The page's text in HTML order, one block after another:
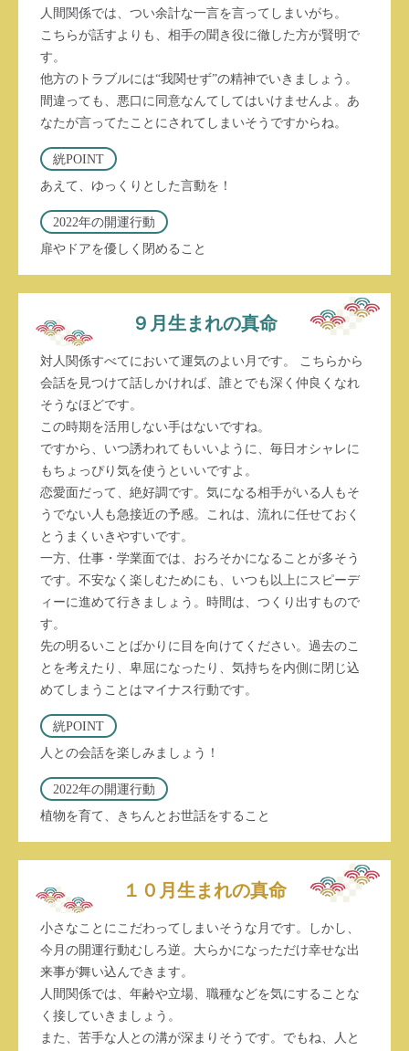
人間関係では、つい余計な一言を言ってしまいがち。
こちらが話すよりも、相手の聞き役に徹した方が賢明で
す。
他方のトラブルには“我関せず”の精神でいきましょう。
間違っても、悪口に同意なんてしてはいけませんよ。あ
なたが言ってたことにされてしまいそうですからね。
絖POINT
あえて、ゆっくりとした言動を！
2022年の開運行動
扉やドアを優しく閉めること
９月生まれの真命
対人関係すべてにおいて運気のよい月です。 こちらから
会話を見つけて話しかければ、誰とでも深く仲良くなれ
そうなほどです。
この時期を活用しない手はないですね。
ですから、いつ誘われてもいいように、毎日オシャレに
もちょっぴり気を使うといいですよ。
恋愛面だって、絶好調です。気になる相手がいる人もそ
うでない人も急接近の予感。これは、流れに任せておく
とうまくいきやすいです。
一方、仕事・学業面では、おろそかになることが多そう
です。不安なく楽しむためにも、いつも以上にスピーデ
ィーに進めて行きましょう。時間は、つくり出すもので
す。
先の明るいことばかりに目を向けてください。過去のこ
とを考えたり、卑屈になったり、気持ちを内側に閉じ込
めてしまうことはマイナス行動です。
絖POINT
人との会話を楽しみましょう！
2022年の開運行動
植物を育て、きちんとお世話をすること
１０月生まれの真命
小さなことにこだわってしまいそうな月です。しかし、
今月の開運行動むしろ逆。大らかになっただけ幸せな出
来事が舞い込んできます。
人間関係では、年齢や立場、職種などを気にすることな
く接していきましょう。
また、苦手な人との溝が深まりそうです。でもね、人と